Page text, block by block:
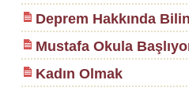
Deprem Hakkında
Mustafa Okula
Kadın Olmak